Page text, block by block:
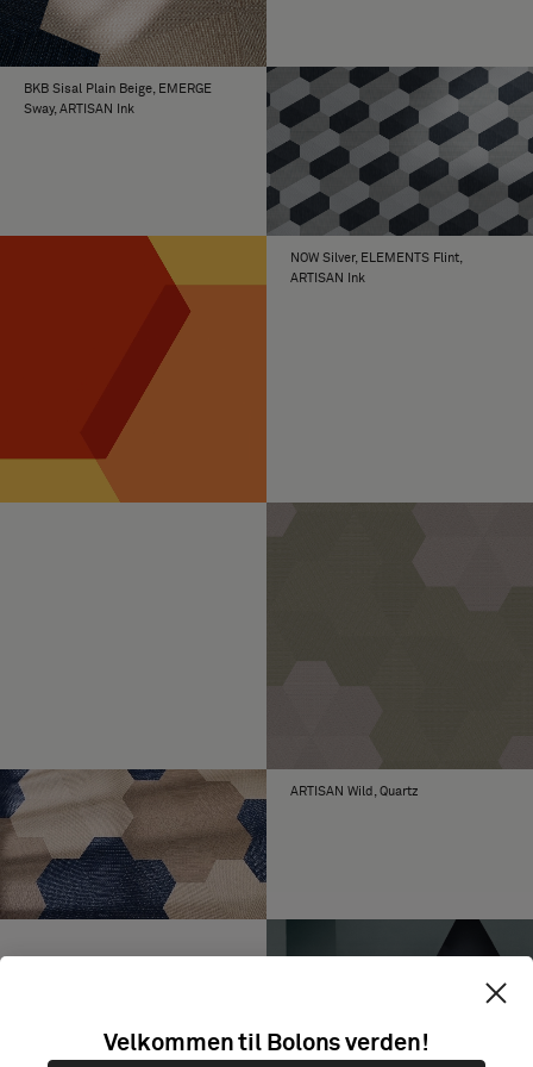
BKB Sisal Plain Beige, EMERGE
Sway, ARTISAN Ink
NOW Silver, ELEMENTS Flint,
ARTISAN Ink
ARTISAN Wild, Quartz
Velkommen til Bolons verden!